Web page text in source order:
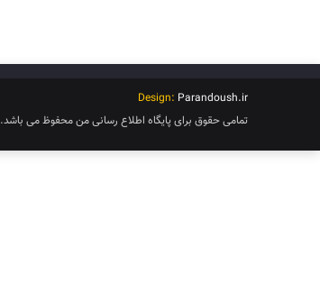
Design: Parandoush.ir
تمامی حقوق برای پایگاه اطلاع رسانی من محفوظ می باشد.